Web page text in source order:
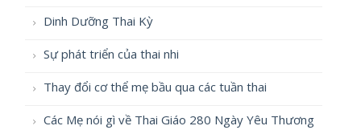
Dinh Dưỡng Thai Kỳ
Sự phát triển của thai nhi
Thay đổi cơ thể mẹ bầu qua các tuần thai
Các Mẹ nói gì về Thai Giáo 280 Ngày Yêu Thương